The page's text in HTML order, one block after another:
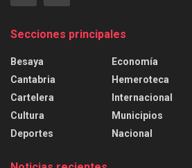
Secciones principales
Besaya
Cantabria
Cartelera
Cultura
Deportes
Economía
Hemeroteca
Internacional
Municipios
Nacional